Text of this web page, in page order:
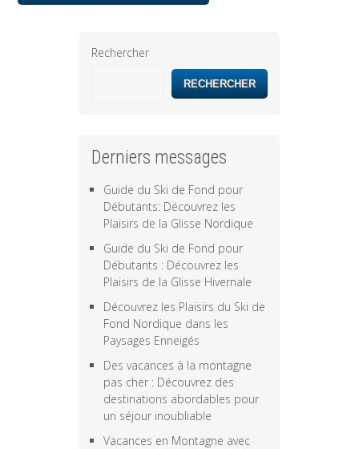
Rechercher
RECHERCHER
Derniers messages
Guide du Ski de Fond pour
Débutants: Découvrez les
Plaisirs de la Glisse Nordique
Guide du Ski de Fond pour
Débutants : Découvrez les
Plaisirs de la Glisse Hivernale
Découvrez les Plaisirs du Ski de
Fond Nordique dans les
Paysages Enneigés
Des vacances à la montagne
pas cher : Découvrez des
destinations abordables pour
un séjour inoubliable
Vacances en Montagne avec